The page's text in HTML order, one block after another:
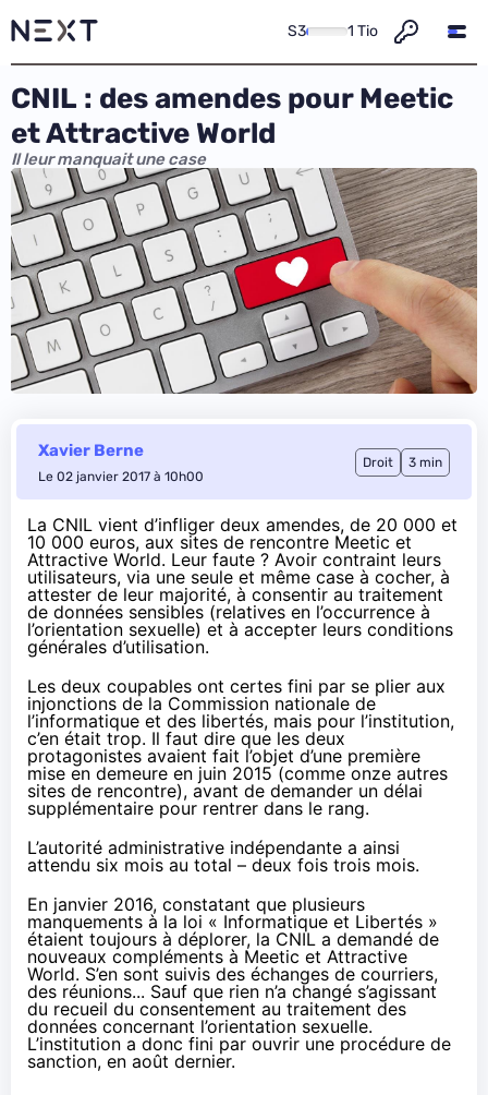
S3 1 Tio
CNIL : des amendes pour Meetic
et Attractive World
Il leur manquait une case
Xavier Berne
Le 02 janvier 2017 à 10h00
Droit 3 min
La CNIL vient d’infliger deux amendes, de 20 000 et
10 000 euros, aux sites de rencontre Meetic et
Attractive World. Leur faute ? Avoir contraint leurs
utilisateurs, via une seule et même case à cocher, à
attester de leur majorité, à consentir au traitement
de données sensibles (relatives en l’occurrence à
l’orientation sexuelle) et à accepter leurs conditions
générales d’utilisation.
Les deux coupables ont certes fini par se plier aux
injonctions de la Commission nationale de
l’informatique et des libertés, mais pour l’institution,
c’en était trop. Il faut dire que les deux
protagonistes avaient fait l’objet d’une première
mise en demeure en juin 2015 (comme onze autres
sites de rencontre), avant de demander un délai
supplémentaire pour rentrer dans le rang.
L’autorité administrative indépendante a ainsi
attendu six mois au total – deux fois trois mois.
En janvier 2016, constatant que plusieurs
manquements à la loi « Informatique et Libertés »
étaient toujours à déplorer, la CNIL a demandé de
nouveaux compléments à Meetic et Attractive
World. S’en sont suivis des échanges de courriers,
des réunions... Sauf que rien n’a changé s’agissant
du recueil du consentement au traitement des
données concernant l’orientation sexuelle.
L’institution a donc fini par ouvrir une procédure de
sanction, en août dernier.